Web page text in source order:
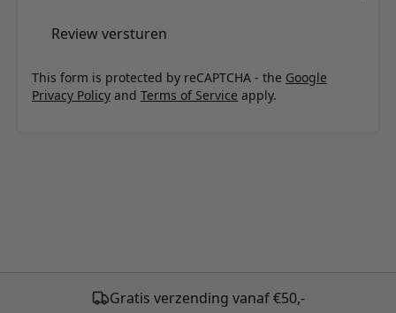
Review versturen
This form is protected by reCAPTCHA - the Google
Privacy Policy and Terms of Service apply.